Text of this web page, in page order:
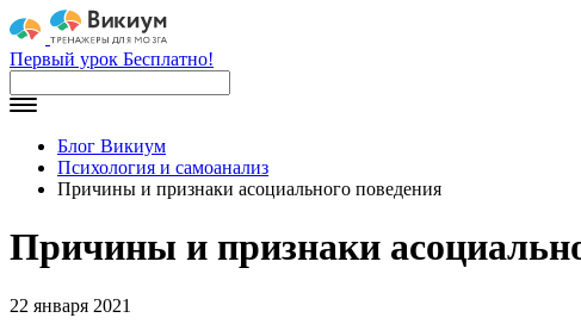
Первый урок Бесплатно!
Блог Викиум
Психология и самоанализ
Причины и признаки асоциального поведения
Причины и признаки
22 января 2021